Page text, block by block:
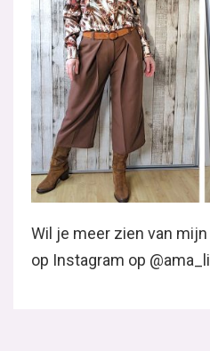
Wil je meer zien van
op Instagram op